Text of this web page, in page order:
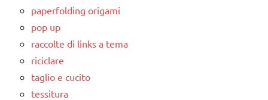
paperfolding origami
pop up
raccolte di links a tema
riciclare
taglio e cucito
tessitura